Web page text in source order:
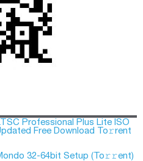
Professional Plus Lite ISO
Frее Download To𝚛rent
32-64bit Setup (To𝚛𝚛еnt)